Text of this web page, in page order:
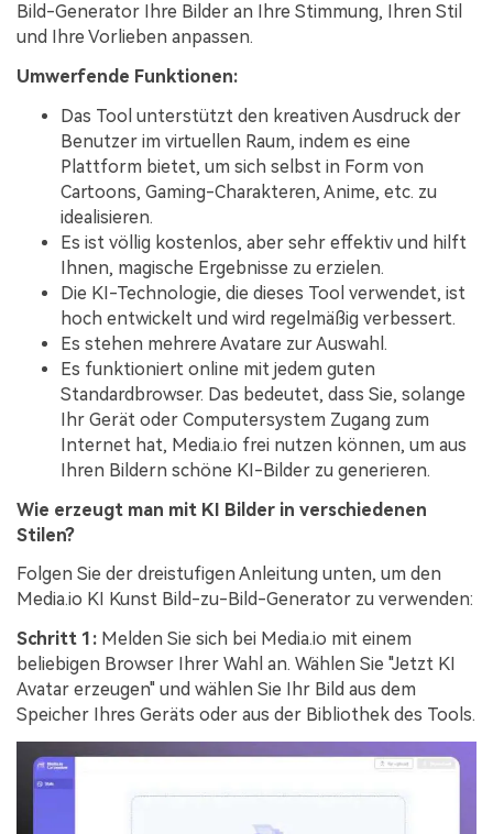
Bild-Generator Ihre Bilder an Ihre Stimmung, Ihren Stil
und Ihre Vorlieben anpassen.
Umwerfende Funktionen:
Das Tool unterstützt den kreativen Ausdruck der
Benutzer im virtuellen Raum, indem es eine
Plattform bietet, um sich selbst in Form von
Cartoons, Gaming-Charakteren, Anime, etc. zu
idealisieren.
Es ist völlig kostenlos, aber sehr effektiv und hilft
Ihnen, magische Ergebnisse zu erzielen.
Die KI-Technologie, die dieses Tool verwendet, ist
hoch entwickelt und wird regelmäßig verbessert.
Es stehen mehrere Avatare zur Auswahl.
Es funktioniert online mit jedem guten
Standardbrowser. Das bedeutet, dass Sie, solange
Ihr Gerät oder Computersystem Zugang zum
Internet hat, Media.io frei nutzen können, um aus
Ihren Bildern schöne KI-Bilder zu generieren.
Wie erzeugt man mit KI Bilder in verschiedenen
Stilen?
Folgen Sie der dreistufigen Anleitung unten, um den
Media.io KI Kunst Bild-zu-Bild-Generator zu verwenden:
Schritt 1: Melden Sie sich bei Media.io mit einem
beliebigen Browser Ihrer Wahl an. Wählen Sie "Jetzt KI
Avatar erzeugen" und wählen Sie Ihr Bild aus dem
Speicher Ihres Geräts oder aus der Bibliothek des Tools.